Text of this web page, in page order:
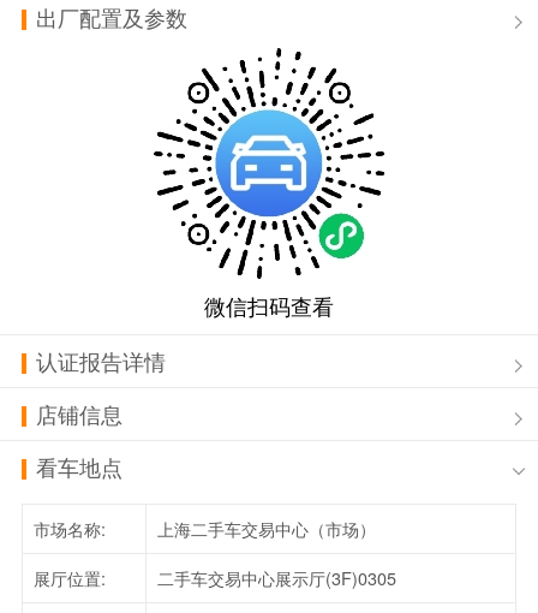
出厂配置及参数
微信扫码查看
认证报告详情
店铺信息
看车地点
市场名称:
上海二手车交易中心（市场）
展厅位置:
二手车交易中心展示厅(3F)0305